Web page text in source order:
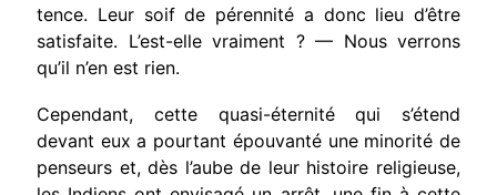
tence. Leur soif de pérennité a donc lieu d’être
satisfaite. L’est-elle vraiment ? — Nous verrons
qu’il n’en est rien.
Cependant, cette quasi-éternité qui s’étend
devant eux a pourtant épouvanté une minorité de
penseurs et, dès l’aube de leur histoire reli­gieuse,